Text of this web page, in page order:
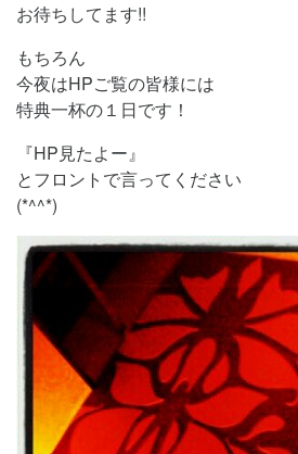
お待ちしてます!!
もちろん
今夜はHPご覧の皆様には
特典一杯の１日です！
『HP見たよー』
とフロントで言ってください
(*^^*)